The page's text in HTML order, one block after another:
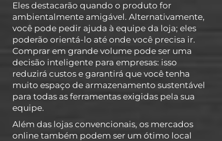
Eles destacarão quando o produto for
ambientalmente amigável. Alternativamente,
você pode pedir ajuda à equipe da loja; eles
poderão orientá-lo até onde você precisa ir.
Comprar em grande volume pode ser uma
decisão inteligente para empresas: isso
reduzirá custos e garantirá que você tenha
muito espaço de armazenamento sustentável
para todas as ferramentas exigidas pela sua
equipe.
Além das lojas convencionais, os mercados
online também podem ser um ótimo local